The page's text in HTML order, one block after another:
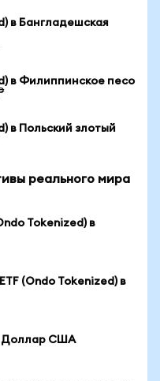
в Бангладешская
в Филиппинское песо
в Польский злотый
реального мира
Tokenized) в
(Ondo Tokenized) в
Доллар США